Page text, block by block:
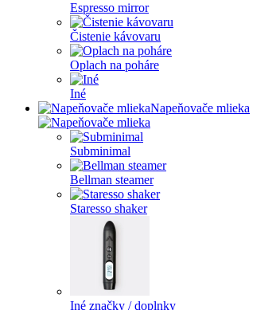
Espresso mirror
Čistenie kávovaru
Oplach na poháre
Iné
Napeňovače mlieka
Subminimal
Bellman steamer
Staresso shaker
Iné značky / doplnky